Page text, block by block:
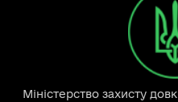
Міністерство захисту